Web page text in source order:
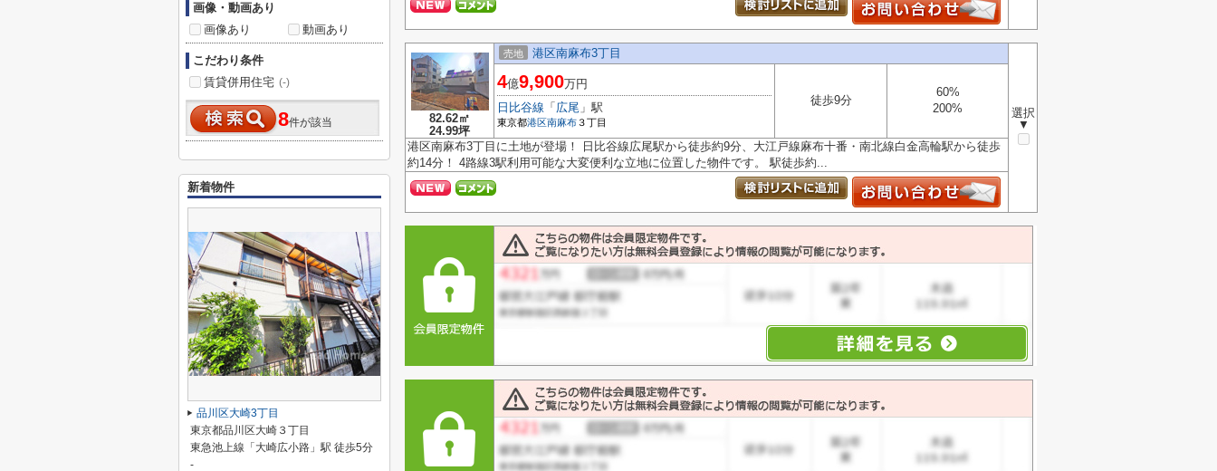
82.62㎡
24.99坪
売地 港区南麻布3丁目
選択
▼
4億9,900万円
日比谷線 「 広尾 」駅
東京都港区南麻布３丁目
徒歩9分
60%
200%
港区南麻布3丁目に土地が登場！ 日比谷線広尾駅から徒歩約9分、大江戸線麻布十番・南北線白金高輪駅から徒歩
約14分！ 4路線3駅利用可能な大変便利な立地に位置した物件です。 駅徒歩約...
画像・動画あり
画像あり
動画あり
こだわり条件
賃貸併用住宅 (-)
8件が該当
新着物件
品川区大崎3丁目
東京都品川区大崎３丁目
東急池上線「大崎広小路」駅 徒歩5分
-